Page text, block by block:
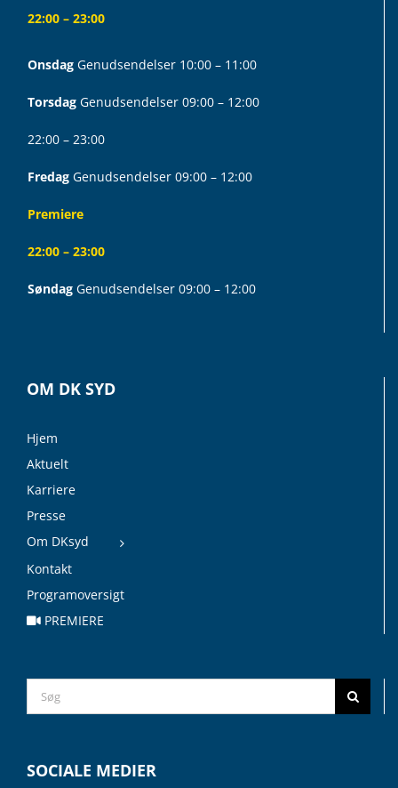
22:00 – 23:00
Onsdag Genudsendelser 10:00 – 11:00
Torsdag Genudsendelser 09:00 – 12:00
22:00 – 23:00
Fredag Genudsendelser 09:00 – 12:00
Premiere
22:00 – 23:00
Søndag Genudsendelser 09:00 – 12:00
OM DK SYD
Hjem
Aktuelt
Karriere
Presse
Om DKsyd
Kontakt
Programoversigt
PREMIERE
Search
for:
SOCIALE MEDIER